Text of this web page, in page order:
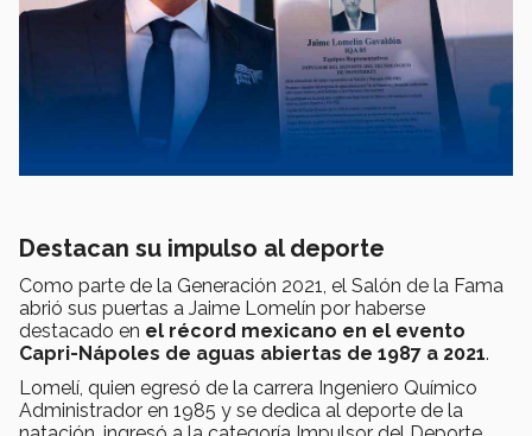
Destacan su impulso al deporte
Como parte de la Generación 2021, el Salón de la Fama
abrió sus puertas a Jaime Lomelín por haberse
destacado en el récord mexicano en el evento
Capri-Nápoles de aguas abiertas de 1987 a 2021.
Lomelí, quien egresó de la carrera Ingeniero Químico
Administrador en 1985 y se dedica al deporte de la